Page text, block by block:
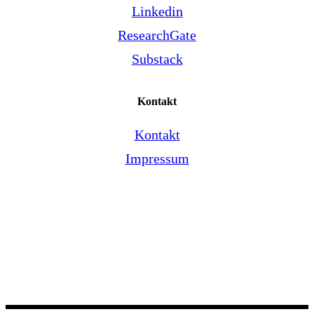
Linkedin
ResearchGate
Substack
Kontakt
Kontakt
Impressum